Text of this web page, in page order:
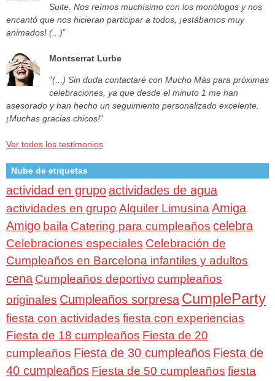
Suite. Nos reímos muchísimo con los monólogos y nos
encantó que nos hicieran participar a todos, ¡estábamos muy
animados! (...)"
Montserrat Lurbe
"(...) Sin duda contactaré con Mucho Más para próximas
celebraciones, ya que desde el minuto 1 me han
asesorado y han hecho un seguimiento personalizado excelente.
¡Muchas gracias chicos!"
Ver todos los testimonios
Nube de etiquetas
actividad en grupoactividades de agua
actividades en grupo Alquiler Limusina Amiga
Amigo baila Catering para cumpleaños celebra
Celebraciones especiales Celebración de
Cumpleaños en Barcelona infantiles y adultos
cena Cumpleaños deportivo cumpleaños
originales Cumpleaños sorpresa CumpleParty
fiesta con actividades fiesta con experiencias
Fiesta de 18 cumpleaños Fiesta de 20
cumpleaños Fiesta de 30 cumpleaños Fiesta de
40 cumpleaños Fiesta de 50 cumpleaños fiesta